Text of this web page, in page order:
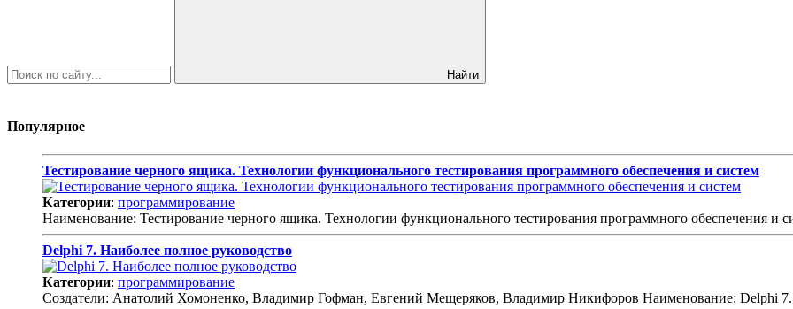
Найти
Популярное
Тестирование черного ящика. Технологии функционального тестирования программного обеспечения и систем
Категории: программирование
Наименование: Тестирование черного ящика. Технологии функционального тестирования программного обеспечения и
Delphi 7. Наиболее полное руководство
Категории: программирование
Создатели: Анатолий Хомоненко, Владимир Гофман, Евгений Мещеряков, Владимир Никифоров Наименование: Delphi